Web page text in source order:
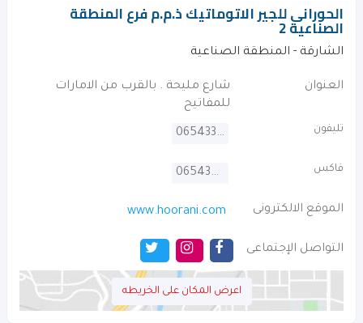
الحورانى للجير الاتوماتيك ذ.م.م فرع المنطقة
الصناعية 2
الشارقة - المنطقة الصناعية
العنوان
شارع مليحة . بالقرب من الامارات
للمفاتيح
تليفون 065433304
فاكس 065434766
الموقع الالكترونى www.hoorani.com
التواصل الإجتماعى
اعرض المكان على الخريطه